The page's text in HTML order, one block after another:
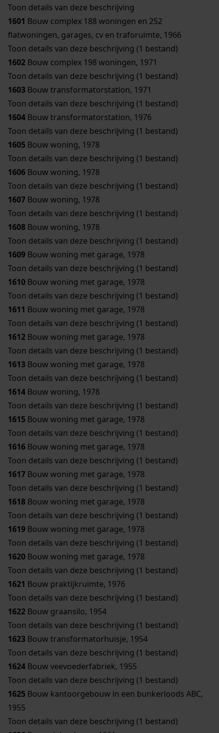
Toon details van deze beschrijving
1601 Bouw complex 188 woningen en 252
flatwoningen, garages, cv en traforuimte, 1966
Toon details van deze beschrijving (1 bestand)
1602 Bouw complex 198 woningen, 1971
Toon details van deze beschrijving (1 bestand)
1603 Bouw transformatorstation, 1971
Toon details van deze beschrijving (1 bestand)
1604 Bouw transformatorstation, 1976
Toon details van deze beschrijving (1 bestand)
1605 Bouw woning, 1978
Toon details van deze beschrijving (1 bestand)
1606 Bouw woning, 1978
Toon details van deze beschrijving (1 bestand)
1607 Bouw woning, 1978
Toon details van deze beschrijving (1 bestand)
1608 Bouw woning, 1978
Toon details van deze beschrijving (1 bestand)
1609 Bouw woning met garage, 1978
Toon details van deze beschrijving (1 bestand)
1610 Bouw woning met garage, 1978
Toon details van deze beschrijving (1 bestand)
1611 Bouw woning met garage, 1978
Toon details van deze beschrijving (1 bestand)
1612 Bouw woning met garage, 1978
Toon details van deze beschrijving (1 bestand)
1613 Bouw woning met garage, 1978
Toon details van deze beschrijving (1 bestand)
1614 Bouw woning, 1978
Toon details van deze beschrijving (1 bestand)
1615 Bouw woning met garage, 1978
Toon details van deze beschrijving (1 bestand)
1616 Bouw woning met garage, 1978
Toon details van deze beschrijving (1 bestand)
1617 Bouw woning met garage, 1978
Toon details van deze beschrijving (1 bestand)
1618 Bouw woning met garage, 1978
Toon details van deze beschrijving (1 bestand)
1619 Bouw woning met garage, 1978
Toon details van deze beschrijving (1 bestand)
1620 Bouw woning met garage, 1978
Toon details van deze beschrijving (1 bestand)
1621 Bouw praktijkruimte, 1976
Toon details van deze beschrijving (1 bestand)
1622 Bouw graansilo, 1954
Toon details van deze beschrijving (1 bestand)
1623 Bouw transformatorhuisje, 1954
Toon details van deze beschrijving (1 bestand)
1624 Bouw veevoederfabriek, 1955
Toon details van deze beschrijving (1 bestand)
1625 Bouw kantoorgebouw in een bunkerloods ABC,
1955
Toon details van deze beschrijving (1 bestand)